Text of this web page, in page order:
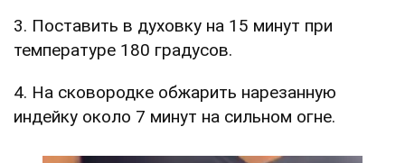
3. Поставить в духовку на 15 минут при
температуре 180 градусов.
4. На сковородке обжарить нарезанную
индейку около 7 минут на сильном огне.